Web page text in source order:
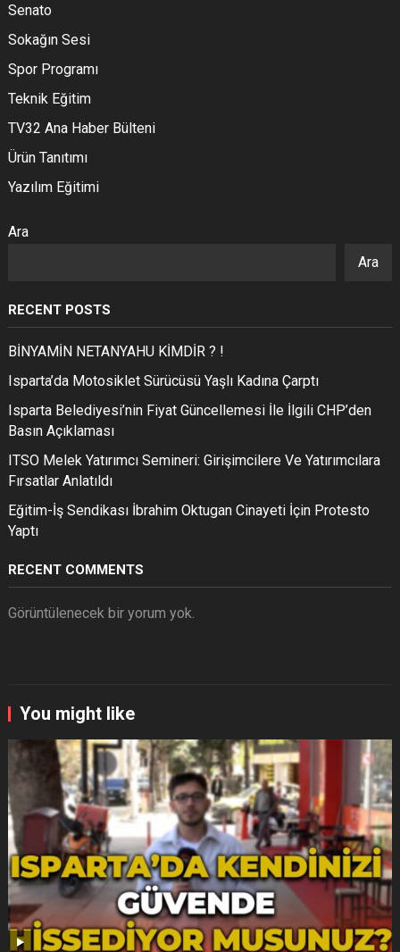
Senato
Sokağın Sesi
Spor Programı
Teknik Eğitim
TV32 Ana Haber Bülteni
Ürün Tanıtımı
Yazılım Eğitimi
Ara
Ara
RECENT POSTS
BİNYAMİN NETANYAHU KİMDİR ? !
Isparta’da Motosiklet Sürücüsü Yaşlı Kadına Çarptı
Isparta Belediyesi’nin Fiyat Güncellemesi İle İlgili CHP’den
Basın Açıklaması
ITSO Melek Yatırımcı Semineri: Girişimcilere Ve Yatırımcılara
Fırsatlar Anlatıldı
Eğitim-İş Sendikası İbrahim Oktugan Cinayeti İçin Protesto
Yaptı
RECENT COMMENTS
Görüntülenecek bir yorum yok.
You might like